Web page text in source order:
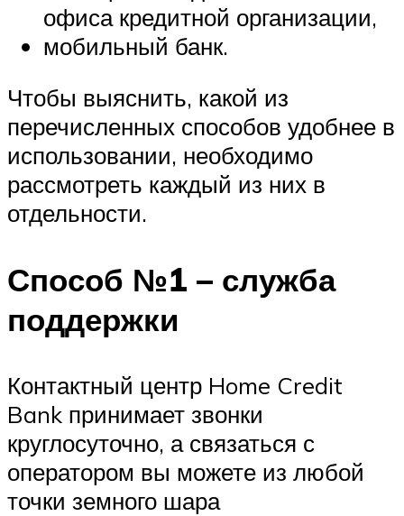
офиса кредитной организации,
мобильный банк.
Чтобы выяснить, какой из
перечисленных способов удобнее в
использовании, необходимо
рассмотреть каждый из них в
отдельности.
Способ №1 – служба
поддержки
Контактный центр Home Credit
Bank принимает звонки
круглосуточно, а связаться с
оператором вы можете из любой
точки земного шара